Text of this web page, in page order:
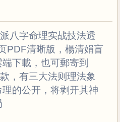
八字命理实战技法透
PDF清晰版，楊清娟盲
下載，也可郵寄到
，有三大法则理法象
的公开，将剥开其神